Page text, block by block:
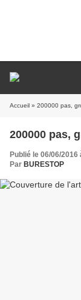
Accueil » 200000 pas,
200000 pas,
Publié le 06/06/2016
Par BURESTOP